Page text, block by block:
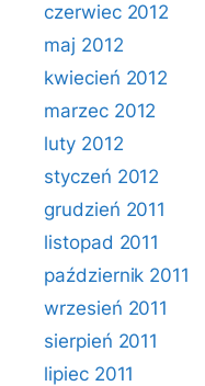
czerwiec 2012
maj 2012
kwiecień 2012
marzec 2012
luty 2012
styczeń 2012
grudzień 2011
listopad 2011
październik 2011
wrzesień 2011
sierpień 2011
lipiec 2011